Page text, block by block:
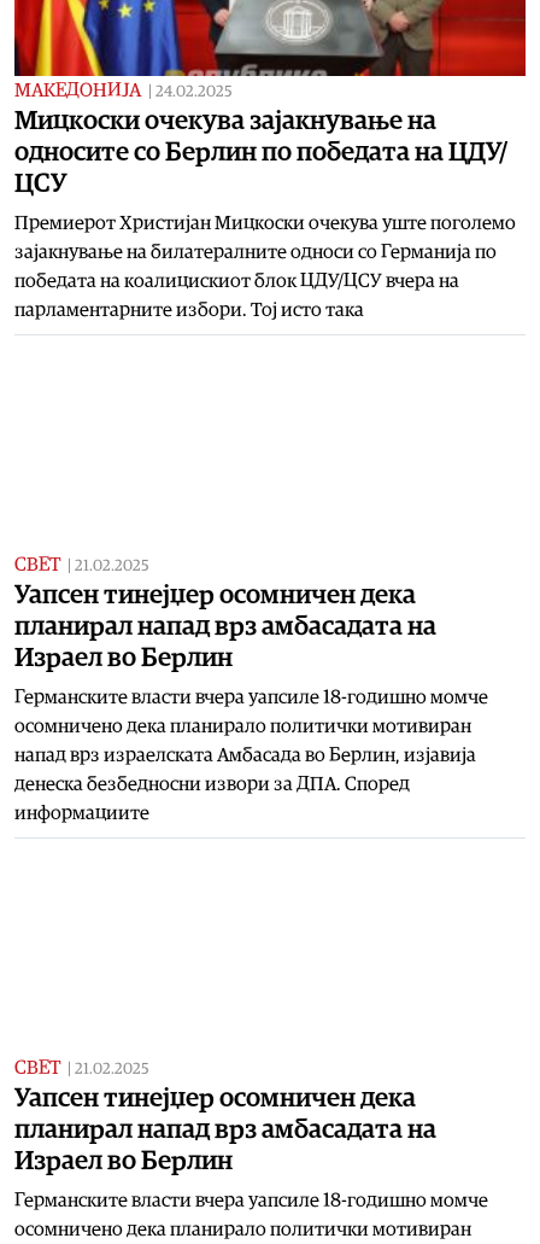
МАКЕДОНИЈА 24.02.2025
Мицкоски очекува зајакнување на
односите со Берлин по победата на ЦДУ/
ЦСУ
Премиерот Христијан Мицкоски очекува уште поголемо
зајакнување на билатералните односи со Германија по
победата на коалицискиот блок ЦДУ/ЦСУ вчера на
парламентарните избори. Тој исто така
СВЕТ 21.02.2025
Уапсен тинејџер осомничен дека
планирал напад врз амбасадата на
Израел во Берлин
Германските власти вчера уапсиле 18-годишно момче
осомничено дека планирало политички мотивиран
напад врз израелската Амбасада во Берлин, изјавија
денеска безбедносни извори за ДПА. Според
информациите
СВЕТ 21.02.2025
Уапсен тинејџер осомничен дека
планирал напад врз амбасадата на
Израел во Берлин
Германските власти вчера уапсиле 18-годишно момче
осомничено дека планирало политички мотивиран